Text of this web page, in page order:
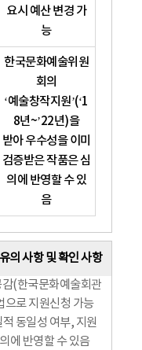
요시 예산 변경 가
능
한국문화예술위원
회의
‘예술창작지원’(‘1
8년~’22년)을
받아 우수성을 이미
검증받은 작품은 심
의에 반영할 수 있
음
의 사항 및 확인 사항
(한국문화예술회관
으로 지원신청 가능
동일성 여부, 지원
에 반영할 수 있음